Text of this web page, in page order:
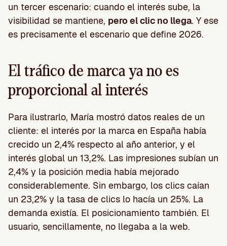
un tercer escenario: cuando el interés sube, la
visibilidad se mantiene, pero el clic no llega. Y ese
es precisamente el escenario que define 2026.
El tráfico de marca ya no es
proporcional al interés
Para ilustrarlo, María mostró datos reales de un
cliente: el interés por la marca en España había
crecido un 2,4% respecto al año anterior, y el
interés global un 13,2%. Las impresiones subían un
2,4% y la posición media había mejorado
considerablemente. Sin embargo, los clics caían
un 23,2% y la tasa de clics lo hacía un 25%. La
demanda existía. El posicionamiento también. El
usuario, sencillamente, no llegaba a la web.